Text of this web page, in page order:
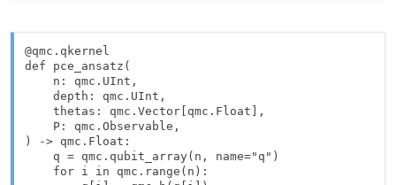
@qmc.qkernel
def pce_ansatz(
    n: qmc.UInt,
    depth: qmc.UInt,
    thetas: qmc.Vector[qmc.Float],
    P: qmc.Observable,
) -> qmc.Float:
    q = qmc.qubit_array(n, name="q")
    for i in qmc.range(n):